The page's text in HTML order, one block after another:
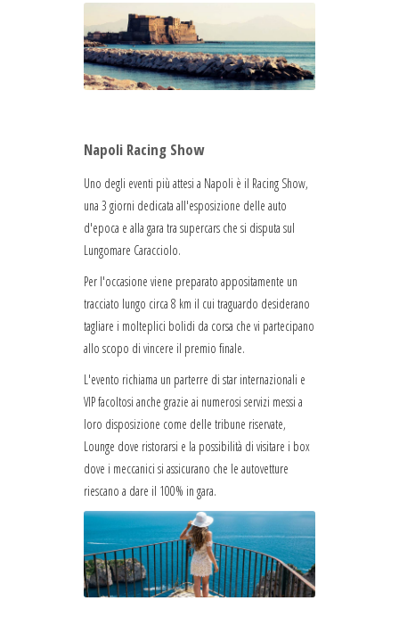
Napoli Racing Show
Uno degli eventi più attesi a Napoli è il Racing Show,
una 3 giorni dedicata all'esposizione delle auto
d'epoca e alla gara tra supercars che si disputa sul
Lungomare Caracciolo.
Per l'occasione viene preparato appositamente un
tracciato lungo circa 8 km il cui traguardo desiderano
tagliare i molteplici bolidi da corsa che vi partecipano
allo scopo di vincere il premio finale.
L'evento richiama un parterre di star internazionali e
VIP facoltosi anche grazie ai numerosi servizi messi a
loro disposizione come delle tribune riservate,
Lounge dove ristorarsi e la possibilità di visitare i box
dove i meccanici si assicurano che le autovetture
riescano a dare il 100% in gara.